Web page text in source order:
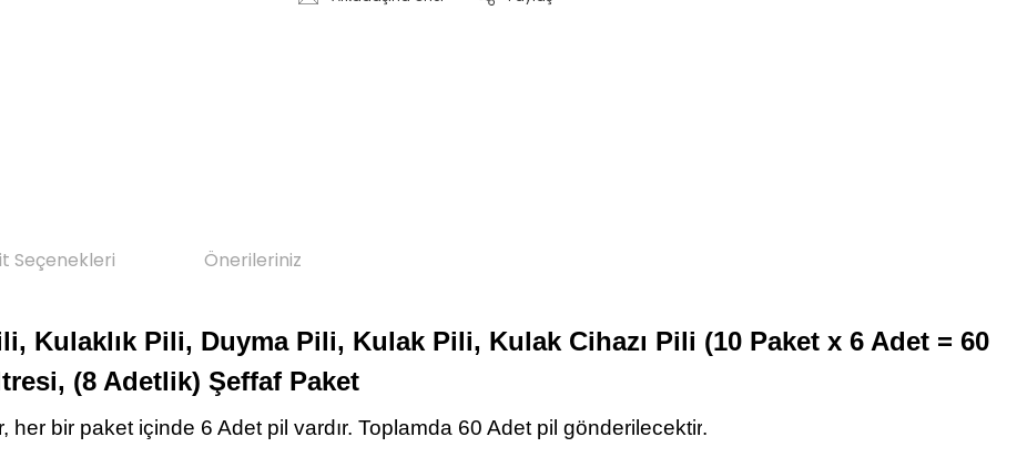
Seçenekleri Önerileriniz
Kulaklık Pili, Duyma Pili, Kulak Pili, Kulak Cihazı Pili (10 Paket x 6 Adet = 60
(8 Adetlik) Şeffaf Paket
her bir paket içinde 6 Adet pil vardır. Toplamda 60 Adet pil gönderilecektir.